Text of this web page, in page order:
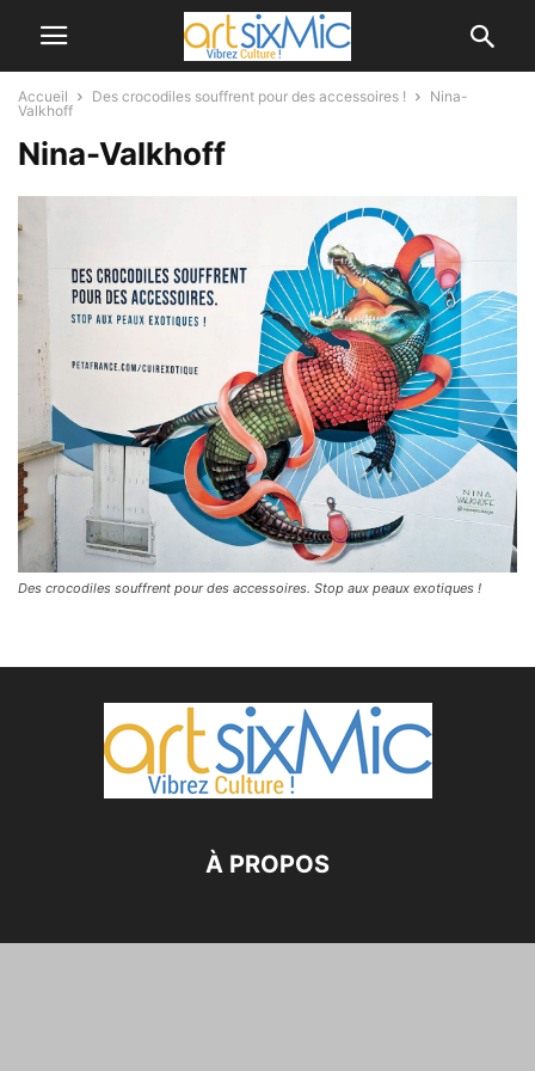
Accueil Des crocodiles souffrent pour des accessoires !
Nina-
Valkhoff
Nina-Valkhoff
Des crocodiles souffrent pour des accessoires. Stop aux peaux exotiques !
À PROPOS